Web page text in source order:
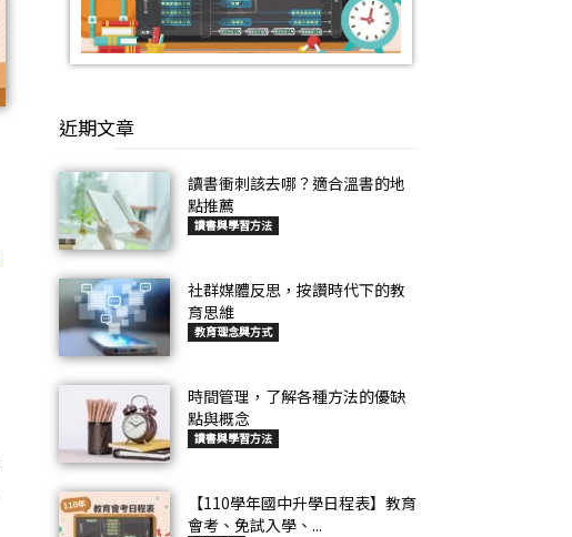
近期文章
讀書衝刺該去哪？適合溫書的地
點推薦
讀書與學習方法
社群媒體反思，按讚時代下的教
育思維
教育理念與方式
時間管理，了解各種方法的優缺
點與概念
讀書與學習方法
【110學年國中升學日程表】教育
會考、免試入學、...